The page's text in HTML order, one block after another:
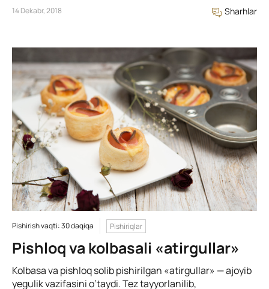
14 Dekabr, 2018 Sharhlar
Pishirish vaqti: 30 daqiqa Pishiriqlar
Pishloq va kolbasali «atirgullar»
Kolbasa va pishloq solib pishirilgan «atirgullar» — ajoyib
yegulik vazifasini o’taydi. Tez tayyorlanilib,